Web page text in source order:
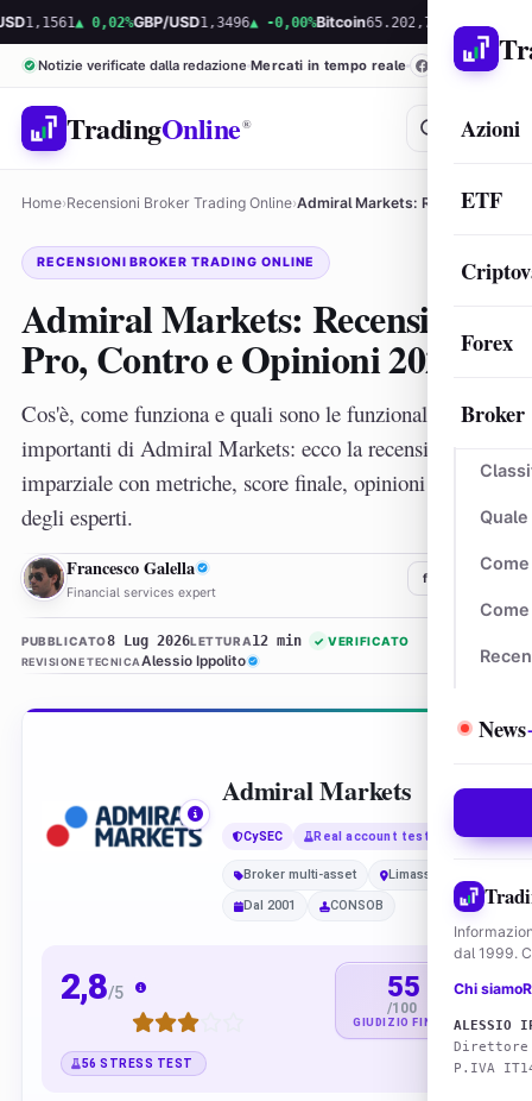
Azioni
ETF
Forex
Broker
News
dal 1999.
Chi siamo
ALESSIO
Direttore
P.IVA
▲ 0,02%GBP/USD1,3496▲ -0,00%Bitcoin65.202,73▲ 0,46% Ethereum
Notizie verificate dalla redazione Mercati in tempo reale
TradingOnline®
Home›Recensioni Broker Trading Online› Admiral Markets: Recensione, Pro, Contro e Opinioni 2026
RECENSIONI BROKER TRADING ONLINE
Admiral Markets: Recensione,
Pro, Contro e Opinioni 2026
Cos'è, come funziona e quali sono le funzionalità più
importanti di Admiral Markets: ecco la recensione
imparziale con metriche, score finale, opinioni e pareri
degli esperti.
FG Francesco Galella
Financial services expert
f
PUBBLICATO8 Lug 2026LETTURA12 min ✓ VERIFICATO
REVISIONE TECNICAAlessio Ippolito
Admiral Markets
CySEC Real account tested
Broker multi-asset
Limassol
Dal 2001
CONSOB
2,8/5 55
/100
GIUDIZIO FINALE
56 STRESS TEST